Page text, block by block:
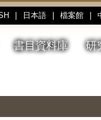
日本語 檔案館
書目資料庫 研